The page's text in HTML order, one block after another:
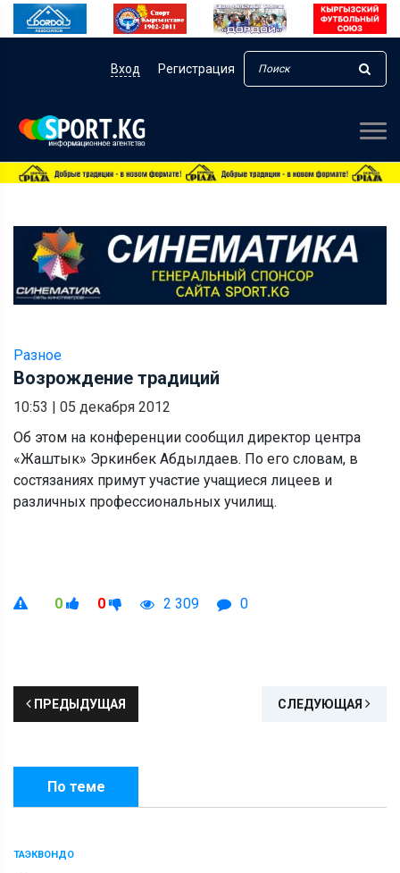
Вход Регистрация
Разное
Возрождение традиций
10:53 | 05 декабря 2012
Об этом на конференции сообщил директор центра
«Жаштык» Эркинбек Абдылдаев. По его словам, в
состязаниях примут участие учащиеся лицеев и
различных профессиональных училищ.
0 0 2 309 0
ПРЕДЫДУЩАЯ СЛЕДУЮЩАЯ
По теме
ТАЭКВОНДО